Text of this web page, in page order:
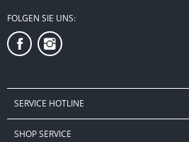
FOLGEN SIE UNS:
SERVICE HOTLINE
SHOP SERVICE